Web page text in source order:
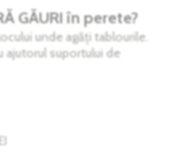
GĂURI în perete?
unde agăți tablourile.
ajutorul suportului de